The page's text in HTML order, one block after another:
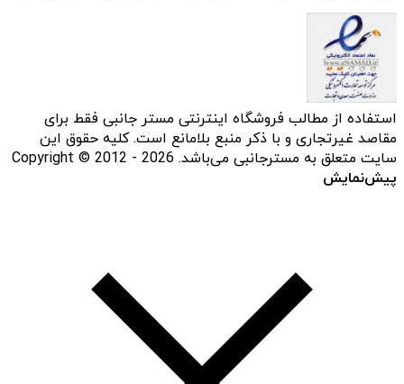
استفاده از مطالب فروشگاه اینترنتی مستر جانبی فقط برای
مقاصد غیرتجاری و با ذکر منبع بلامانع است. کلیه حقوق این
سایت متعلق به مسترجانبی می‌باشد. Copyright © 2012 - 2026
پیش‌نمایش